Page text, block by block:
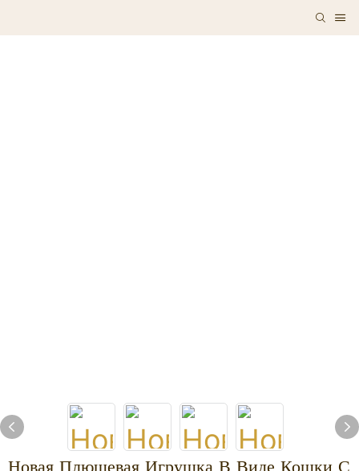
Новая Плюшевая Игрушка В Виде Кошки С